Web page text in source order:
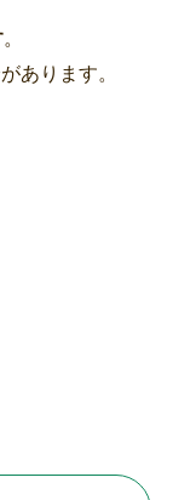
。
あります。